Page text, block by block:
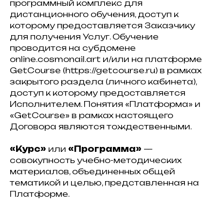
программный комплекс для
дистанционного обучения, доступ к
которому предоставляется Заказчику
для получения Услуг. Обучение
проводится на субдомене
online.cosmonail.art и/или на платформе
GetCourse (https://getcourse.ru) в рамках
закрытого раздела (личного кабинета),
доступ к которому предоставляется
Исполнителем. Понятия «Платформа» и
«GetCourse» в рамках настоящего
Договора являются тождественными.
«Курс» или «Программа» —
совокупность учебно-методических
материалов, объединенных общей
тематикой и целью, представленная на
Платформе.